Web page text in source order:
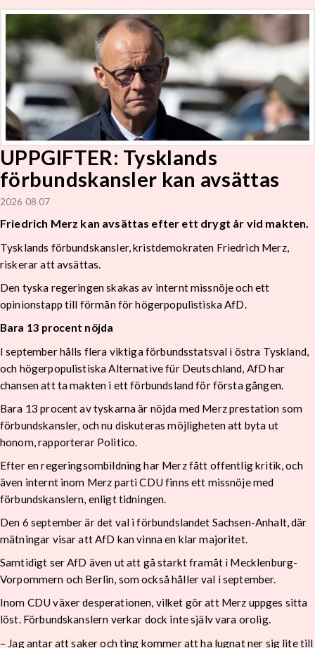
UPPGIFTER: Tysklands
förbundskansler kan avsättas
2026 08 07
Friedrich Merz kan avsättas efter ett drygt år vid makten.
Tysklands förbundskansler, kristdemokraten Friedrich Merz,
riskerar att avsättas.
Den tyska regeringen skakas av internt missnöje och ett
opinionstapp till förmån för högerpopulistiska AfD.
Bara 13 procent nöjda
I september hålls flera viktiga förbundsstatsval i östra Tyskland,
och högerpopulistiska Alternative für Deutschland, AfD har
chansen att ta makten i ett förbundsland för första gången.
Bara 13 procent av tyskarna är nöjda med Merz prestation som
förbundskansler, och nu diskuteras möjligheten att byta ut
honom, rapporterar Politico.
Efter en regeringsombildning har Merz fått offentlig kritik, och
även internt inom Merz parti CDU finns ett missnöje med
förbundskanslern, enligt tidningen.
Den 6 september är det val i förbundslandet Sachsen-Anhalt, där
mätningar visar att AfD kan vinna en klar majoritet.
Samtidigt ser AfD även ut att gå starkt framåt i Mecklenburg-
Vorpommern och Berlin, som också håller val i september.
Inom CDU växer desperationen, vilket gör att Merz uppges sitta
löst. Förbundskanslern verkar dock inte själv vara orolig.
– Jag antar att saker och ting kommer att ha lugnat ner sig lite till